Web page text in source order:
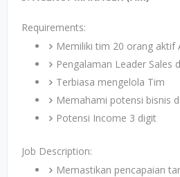
Requirements:
Memiliki tim 20 orang aktif
Pengalaman Leader Sales
Terbiasa mengelola Tim
Memahami potensi bisnis
Potensi Income 3 digit
Job Description:
Memastikan pencapaian